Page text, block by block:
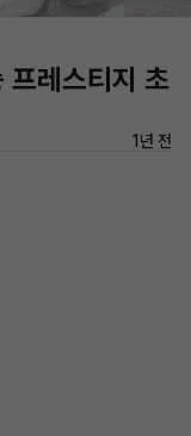
레스티지 초
1년 전